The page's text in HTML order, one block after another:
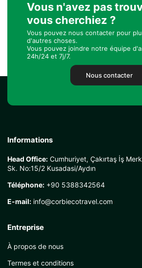
Vous n'avez pas
vous cherchiez ?
Vous pouvez nous contacter pour
d'autres choses.
Vous pouvez joindre notre équipe
24h/24 et 7j/7.
Nous contacter
Informations
Head Office: Cumhuriyet, Çakırtaş İş
Sk. No:15/2 Kusadasi/Aydın
Téléphone: +90 5388342564
E-mail: info@corbiecotravel.com
Entreprise
À propos de nous
Termes et conditions